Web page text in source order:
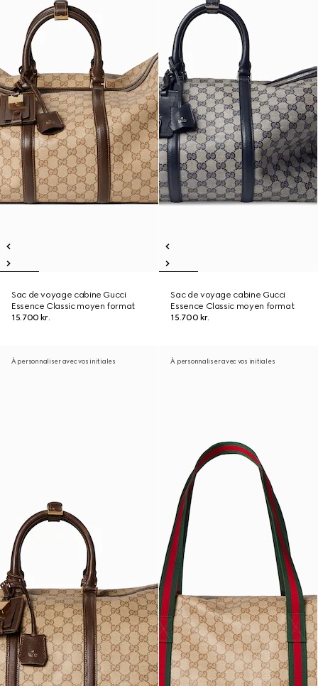
Sac de voyage cabine Gucci
Essence Classic moyen format
15.700 kr.
Sac de voyage cabine Gucci
Essence Classic moyen format
15.700 kr.
À personnaliser avec vos initiales À personnaliser avec vos initiales